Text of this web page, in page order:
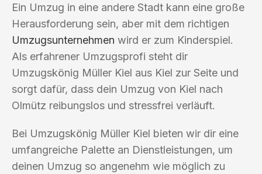
Ein Umzug in eine andere Stadt kann eine große
Herausforderung sein, aber mit dem richtigen
Umzugsunternehmen wird er zum Kinderspiel.
Als erfahrener Umzugsprofi steht dir
Umzugskönig Müller Kiel aus Kiel zur Seite und
sorgt dafür, dass dein Umzug von Kiel nach
Olmütz reibungslos und stressfrei verläuft.
Bei Umzugskönig Müller Kiel bieten wir dir eine
umfangreiche Palette an Dienstleistungen, um
deinen Umzug so angenehm wie möglich zu